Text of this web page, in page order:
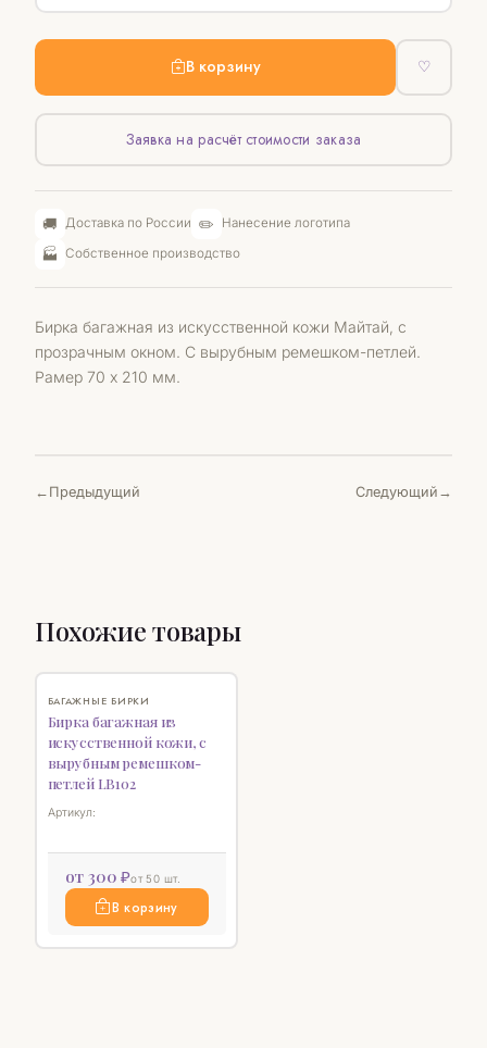
В корзину ♡
Заявка на расчёт стоимости заказа
🚚 Доставка по России ✏️ Нанесение логотипа
🏭 Собственное производство
Бирка багажная из искусственной кожи Майтай, с
прозрачным окном. С вырубным ремешком-петлей.
Рамер 70 х 210 мм.
Предыдущий Следующий
Похожие товары
НОВИНКА
БАГАЖНЫЕ БИРКИ
Бирка багажная из
искусственной кожи, с
вырубным ремешком-
петлей LB102
Артикул:
от 300 ₽от 50 шт.
В корзину